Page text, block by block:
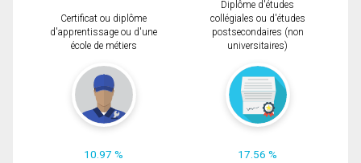
Certificat ou diplôme
d'apprentissage ou d'une
école de métiers
10.97 %
Diplôme d'études
collégiales ou d'études
postsecondaires (non
universitaires)
17.56 %